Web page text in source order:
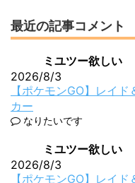
最近の記事コメント
ミユツー欲しい
2026/8/3
【ポケモンGO】レイ
カー
なりたいです
ミユツー欲しい
2026/8/3
【ポケモンGO】レイ